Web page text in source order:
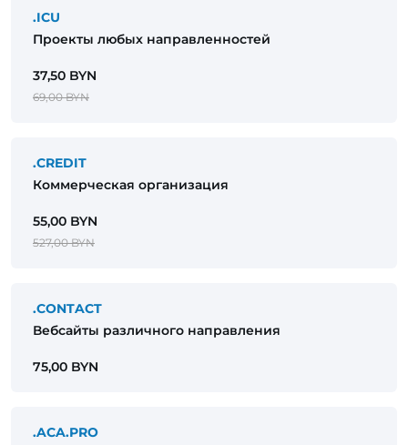
.ICU
Проекты любых направленностей
37,50 BYN
69,00 BYN
.CREDIT
Коммерческая организация
55,00 BYN
527,00 BYN
.CONTACT
Вебсайты различного направления
75,00 BYN
.ACA.PRO